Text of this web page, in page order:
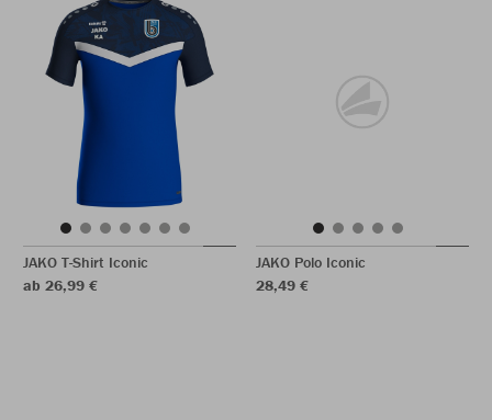
JAKO T-Shirt Iconic
ab 26,99 €
JAKO Polo Iconic
28,49 €